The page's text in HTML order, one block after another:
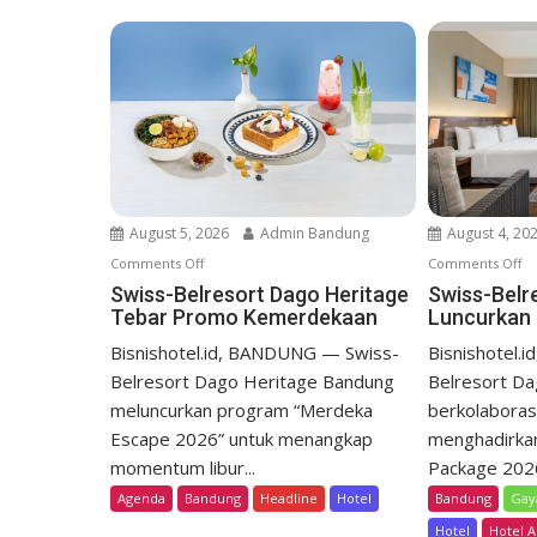
v
g
o
n
August 5, 2026 Admin Bandung
Comments Offo
n
S
s
-
B
e
Swiss-Belresort Dago Heritage
Tebar Promo Kemerdekaan
Bisnishotel.id, BANDUNG — Swiss-
Belresort Dago Heritage Bandung
meluncurkan program “Merdeka
Escape 2026” untuk menangkap
momentum libur...
Agenda Bandung Headline Hotel
August 4,
Comments Offo
n
S
s
-
B
e
l
Swiss-
Belresort
Package
Bandung
Hotel
Hotel